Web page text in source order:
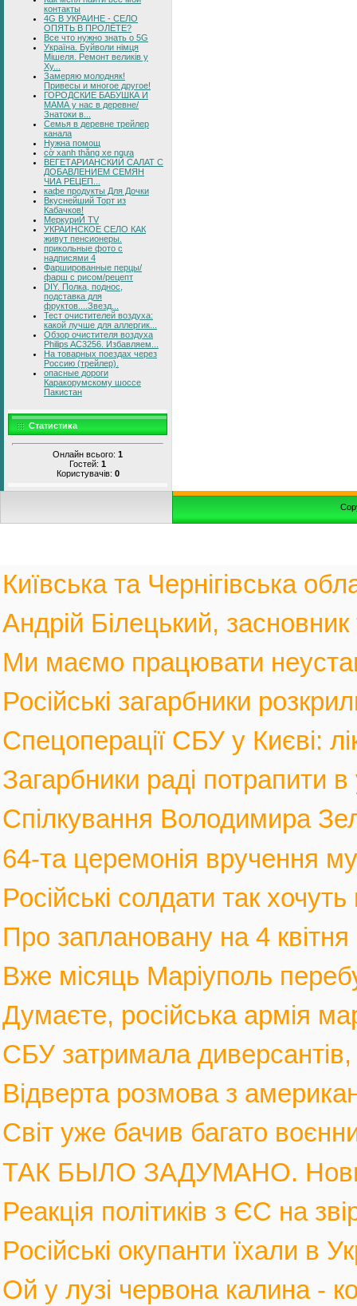
контакты
4G В УКРАИНЕ - СЕЛО
ОПЯТЬ В ПРОЛЁТЕ?
Все что нужно знать о 5G
Україна. Буйволи німця
Мішеля. Ремонт великів у
Ху...
Замеряю молодняк!
Привесы и многое другое!
ГОРОДСКИЕ БАБУШКА И
МАМА у нас в деревне/
Знатоки в...
Семья в деревне трейлер
канала
Нужна помощ
cờ xanh thắng xe ngựa
ВЕГЕТАРИАНСКИЙ САЛАТ С
ДОБАВЛЕНИЕМ СЕМЯН
ЧИА РЕЦЕП...
кафе продукты Для Дочки
Вкуснейший Торт из
Кабачков!
МеркуриЙ TV
УКРАИНСКОЕ СЕЛО КАК
живут пенсионеры.
прикольные фото с
надписями 4
Фаршированные перцы/
фарш с рисом/рецепт
DIY. Полка, поднос,
подставка для
фруктов....Звезд...
Тест очистителей воздуха:
какой лучше для аллергик...
Обзор очистителя воздуха
Philips AC3256. Избавляем...
На товарных поездах через
Россию (трейлер).
опасные дороги
Каракорумскому шоссе
Пакистан
Статистика
Онлайн всього: 1
Гостей: 1
Користувачів: 0
Київська та Чернігівська
Андрій Білецький,
Ми маємо працювати
Російські загарбники
Спецоперації СБУ у Києві:
Загарбники раді потрапити
Спілкування Володимира
64-та церемонія вручення
Російські солдати так
Про заплановану на 4
Вже місяць Маріуполь
Думаєте, російська армія
СБУ затримала диверсантів,
Відверта розмова з
Світ уже бачив багато
ТАК БЫЛО ЗАДУМАНО.
Реакція політиків з ЄС на
Російські окупанти їхали в
Ой у лузі червона калина -